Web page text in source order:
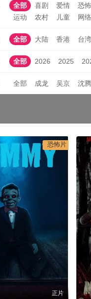
全部 喜剧 爱情 恐怖
运动
农村 儿童 网
全部 大陆 香港 台湾
全部 2026 2025
全部 成龙 吴京 沈腾
恐怖片
正片